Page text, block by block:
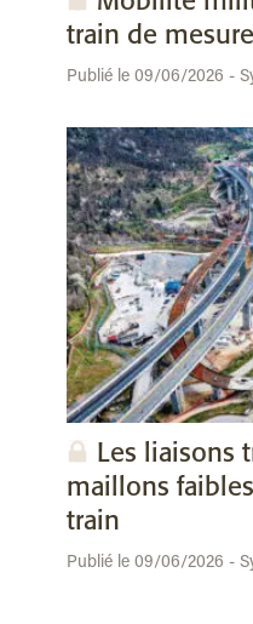
train de
Publié le 09/06/2026 -
Les liaisons
maillons
train
Publié le 09/06/2026 -